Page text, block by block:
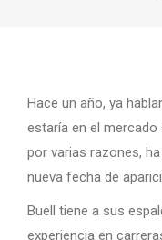
Hace un año, ya
estaría en el
por varias razones,
nueva fecha de
Buell tiene a sus
experiencia en